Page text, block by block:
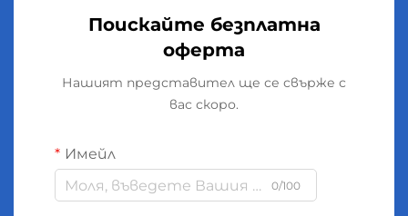
Поискайте безплатна
оферта
Нашият представител ще се свърже с
вас скоро.
Имейл
0/100